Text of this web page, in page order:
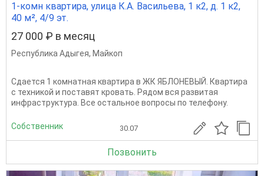
1-комн квартира, улица К.А. Васильева, 1 к2, д. 1 к2,
40 м², 4/9 эт.
27 000 ₽ в месяц
Республика Адыгея, Майкоп
Сдается 1 комнатная квартира в ЖК ЯБЛОНЕВЫЙ. Квартира
с техникой и поставят кровать. Рядом вся развитая
инфраструктура. Все остальное вопросы по телефону.
Собственник 30.07
Позвонить